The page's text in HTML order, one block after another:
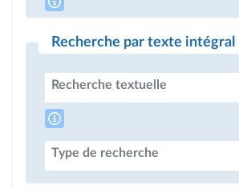
Recherche par texte intégral
Recherche textuelle
Type de recherche